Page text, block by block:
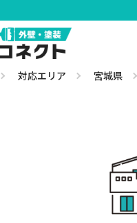
対応エリア 宮城県